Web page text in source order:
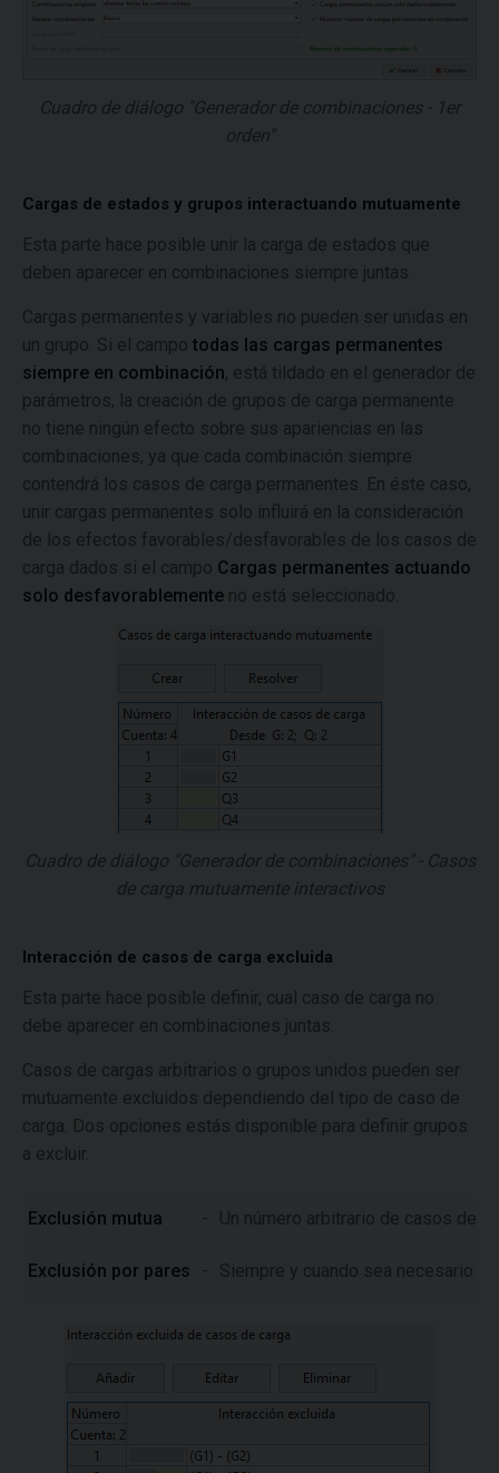
Cuadro de diálogo "Generador de combinaciones - 1er
orden"
Cargas de estados y grupos interactuando mutuamente
Esta parte hace posible unir la carga de estados que
deben aparecer en combinaciones siempre juntas.
Cargas permanentes y variables no pueden ser unidas en
un grupo. Si el campo todas las cargas permanentes
siempre en combinación, está tildado en el generador de
parámetros, la creación de grupos de carga permanente
no tiene ningún efecto sobre sus apariencias en las
combinaciones, ya que cada combinación siempre
contendrá los casos de carga permanentes. En éste caso,
unir cargas permanentes solo influirá en la consideración
de los efectos favorables/desfavorables de los casos de
carga dados si el campo Cargas permanentes actuando
solo desfavorablemente no está seleccionado.
Cuadro de diálogo "Generador de combinaciones" - Casos
de carga mutuamente interactivos
Interacción de casos de carga excluida
Esta parte hace posible definir, cual caso de carga no
debe aparecer en combinaciones juntas.
Casos de cargas arbitrarios o grupos unidos pueden ser
mutuamente excluidos dependiendo del tipo de caso de
carga. Dos opciones estás disponible para definir grupos
a excluir.
Exclusión mutua - Un número arbitrario de casos de
Exclusión por pares - Siempre y cuando sea necesario